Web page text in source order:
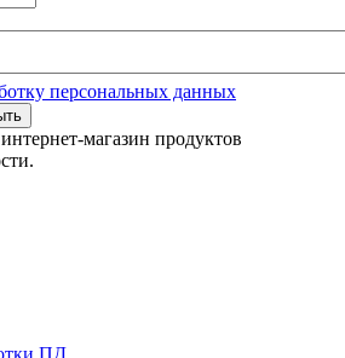
персональных данных
магазин продуктов
ПД